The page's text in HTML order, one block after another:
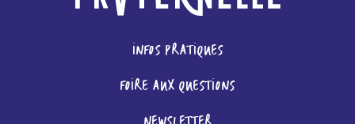
INFOS PRATIQUES
FOIRE AUX QUESTIONS